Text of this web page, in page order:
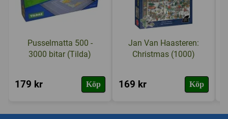
Pusselmatta 500 -
3000 bitar (Tilda)
179 kr Köp
Jan Van Haasteren:
Christmas (1000)
169 kr Köp